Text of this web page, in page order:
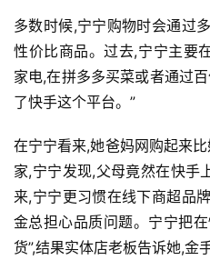
多数时候,宁宁购物时会通过
性价比商品。过去,宁宁主要
家电,在拼多多买菜或者通过
了快手这个平台。”
在宁宁看来,她爸妈网购起来
家,宁宁发现,父母竟然在快手
来,宁宁更习惯在线下商超品
金总担心品质问题。宁宁把
货”,结果实体店老板告诉她,金